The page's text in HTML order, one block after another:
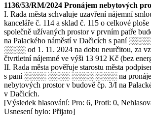
1136/53/RM/2024 Pronájem nebytových
I. Rada města schvaluje uzavření nájemní
kanceláře č. 114 a sklad č. 115 o celkové
společně užívaných prostor v prvním patře
na Palackého náměstí v Dačicích s paní
░░░░ od 1. 11. 2024 na dobu neurčitou, za
čtvrtletní nájemné ve výši 13 912 Kč (bez
II. Rada města pověřuje starostu města
s paní ░░░░ ░░░░ ░░░░ ░░░░ na
nebytových prostor v budově čp. 3/I na
v Dačicích.
[Výsledek hlasování: Pro: 6, Proti: 0,
Usnesení bylo: Přijato]